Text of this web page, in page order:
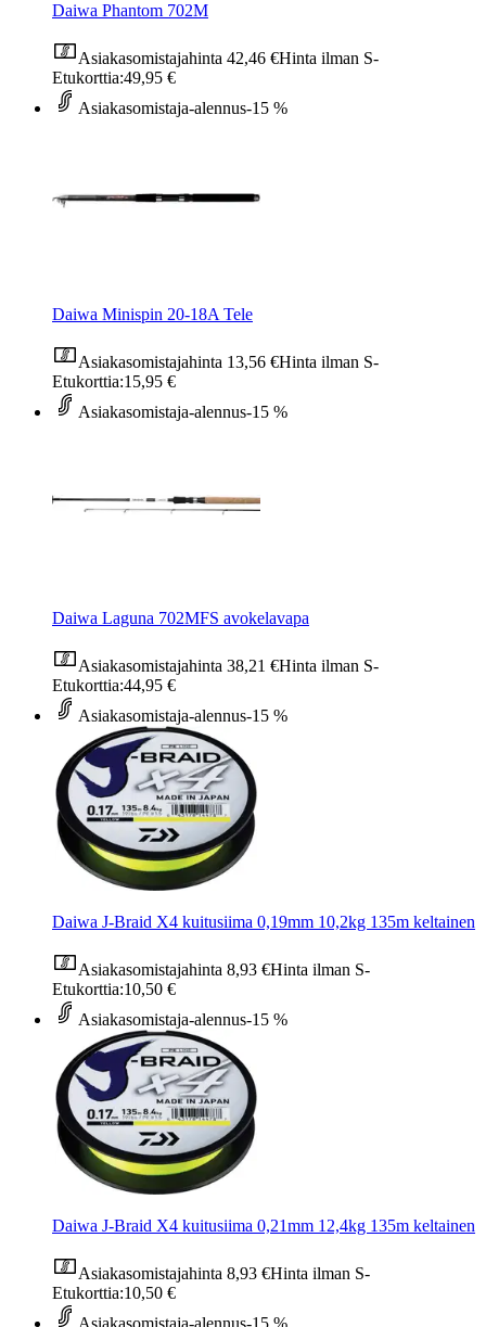
Daiwa Phantom 702M
Asiakasomistajahinta 42,46 €Hinta ilman S-
Etukorttia:49,95 €
Asiakasomistaja-alennus-15 %
Daiwa Minispin 20-18A Tele
Asiakasomistajahinta 13,56 €Hinta ilman S-
Etukorttia:15,95 €
Asiakasomistaja-alennus-15 %
Daiwa Laguna 702MFS avokelavapa
Asiakasomistajahinta 38,21 €Hinta ilman S-
Etukorttia:44,95 €
Asiakasomistaja-alennus-15 %
Daiwa J-Braid X4 kuitusiima 0,19mm 10,2kg 135m keltainen
Asiakasomistajahinta 8,93 €Hinta ilman S-
Etukorttia:10,50 €
Asiakasomistaja-alennus-15 %
Daiwa J-Braid X4 kuitusiima 0,21mm 12,4kg 135m keltainen
Asiakasomistajahinta 8,93 €Hinta ilman S-
Etukorttia:10,50 €